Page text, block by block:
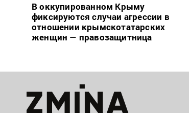
В оккупированном Крыму
фиксируются случаи агрессии в
отношении крымскотатарских
женщин — правозащитница